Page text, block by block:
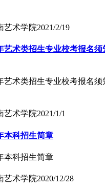
艺术学院2021/2/19
艺术类招生专业校考报名
艺术类招生专业校考报名须
艺术学院2021/1/1
本科招生简章
本科招生简章
艺术学院2020/12/28